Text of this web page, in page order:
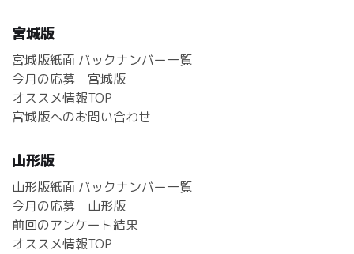
宮城版
宮城版紙面 バックナンバー一覧
今月の応募 宮城版
オススメ情報TOP
宮城版へのお問い合わせ
山形版
山形版紙面 バックナンバー一覧
今月の応募 山形版
前回のアンケート結果
オススメ情報TOP